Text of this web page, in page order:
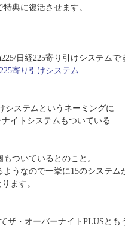
典に復活させます。
日経225寄り引けシステムで
寄り引けシステム
システムというネーミングに
イトシステムもついている
ついているとのこと。
うなので一挙に15のシステム
ます。
ザ・オーバーナイトPLUSとも